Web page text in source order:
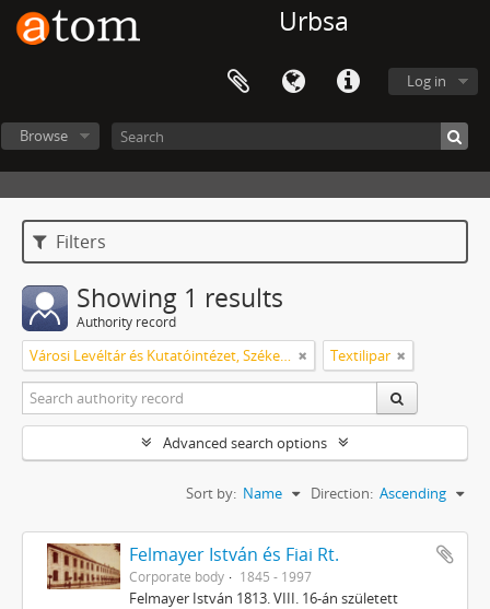
Urbsa
Log in
Browse
Filters
Showing 1 results
Authority record
Városi Levéltár és Kutatóintézet, Székesfehérvár Textilipar
Advanced search options
Sort by: Name Direction: Ascending
Felmayer István és Fiai Rt.
Corporate body 1845 - 1997
Felmayer István 1813. VIII. 16-án született